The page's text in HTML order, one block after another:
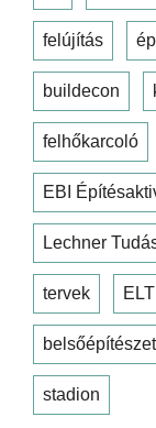
felújítás
buildecon
felhőkarcoló
EBI
Lechner
tervek
belsőépítészet
stadion